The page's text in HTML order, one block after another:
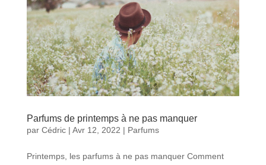
Parfums de printemps à ne pas manquer
par Cédric| Avr 12, 2022 | Parfums
Printemps, les parfums à ne pas manquer Comment